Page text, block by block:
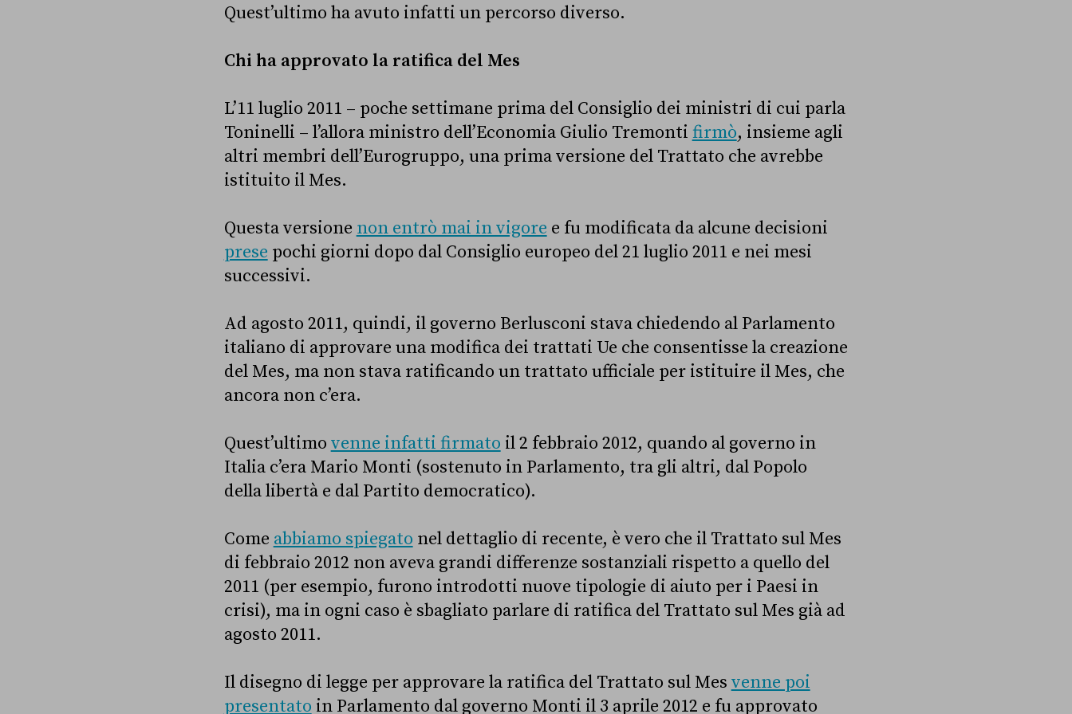
Quest’ultimo ha avuto infatti un percorso diverso.
Chi ha approvato la ratifica del Mes
L’11 luglio 2011 – poche settimane prima del Consiglio dei ministri di cui parla
Toninelli – l’allora ministro dell’Economia Giulio Tremonti firmò, insieme agli
altri membri dell’Eurogruppo, una prima versione del Trattato che avrebbe
istituito il Mes.
Questa versione non entrò mai in vigore e fu modificata da alcune decisioni
prese pochi giorni dopo dal Consiglio europeo del 21 luglio 2011 e nei mesi
successivi.
Ad agosto 2011, quindi, il governo Berlusconi stava chiedendo al Parlamento
italiano di approvare una modifica dei trattati Ue che consentisse la creazione
del Mes, ma non stava ratificando un trattato ufficiale per istituire il Mes, che
ancora non c’era.
Quest’ultimo venne infatti firmato il 2 febbraio 2012, quando al governo in
Italia c’era Mario Monti (sostenuto in Parlamento, tra gli altri, dal Popolo
della libertà e dal Partito democratico).
Come abbiamo spiegato nel dettaglio di recente, è vero che il Trattato sul Mes
di febbraio 2012 non aveva grandi differenze sostanziali rispetto a quello del
2011 (per esempio, furono introdotti nuove tipologie di aiuto per i Paesi in
crisi), ma in ogni caso è sbagliato parlare di ratifica del Trattato sul Mes già ad
agosto 2011.
Il disegno di legge per approvare la ratifica del Trattato sul Mes venne poi
presentato in Parlamento dal governo Monti il 3 aprile 2012 e fu approvato